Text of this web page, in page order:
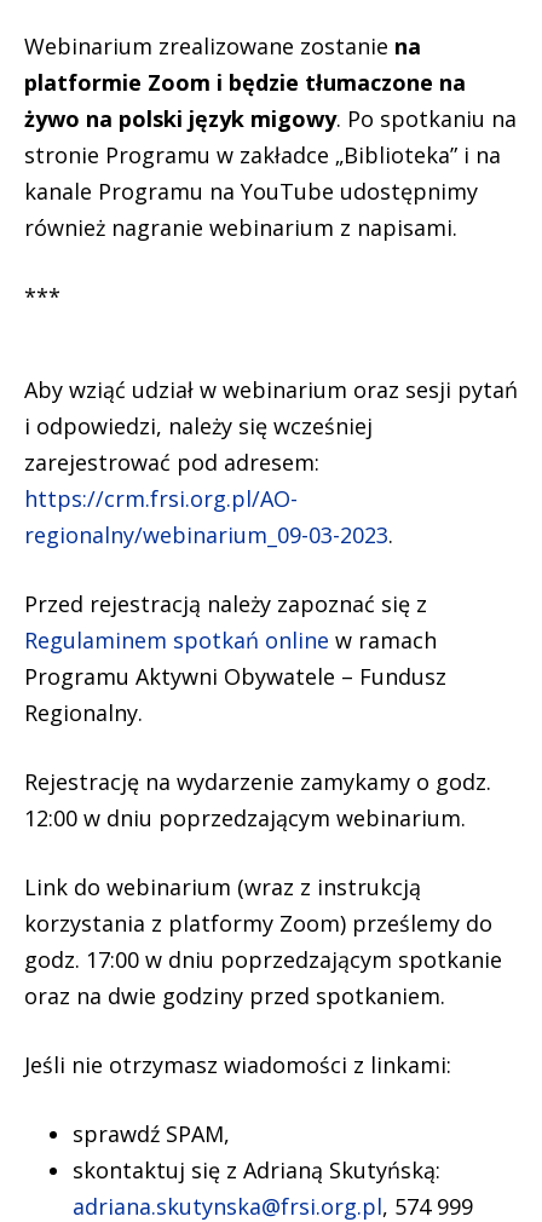
Webinarium zrealizowane zostanie na
platformie Zoom i będzie tłumaczone na
żywo na polski język migowy. Po spotkaniu na
stronie Programu w zakładce „Biblioteka” i na
kanale Programu na YouTube udostępnimy
również nagranie webinarium z napisami.
***
Aby wziąć udział w webinarium oraz sesji pytań
i odpowiedzi, należy się wcześniej
zarejestrować pod adresem:
https://crm.frsi.org.pl/AO-
regionalny/webinarium_09-03-2023.
Przed rejestracją należy zapoznać się z
Regulaminem spotkań online w ramach
Programu Aktywni Obywatele – Fundusz
Regionalny.
Rejestrację na wydarzenie zamykamy o godz.
12:00 w dniu poprzedzającym webinarium.
Link do webinarium (wraz z instrukcją
korzystania z platformy Zoom) prześlemy do
godz. 17:00 w dniu poprzedzającym spotkanie
oraz na dwie godziny przed spotkaniem.
Jeśli nie otrzymasz wiadomości z linkami:
sprawdź SPAM,
skontaktuj się z Adrianą Skutyńską:
adriana.skutynska@frsi.org.pl, 574 999